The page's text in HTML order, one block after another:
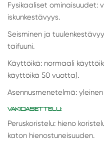
Fysikaaliset ominaisuudet:
iskunkestävyys.
Seisminen ja
taifuuni.
Käyttöikä: normaali
käyttöikä 50 vuotta).
Asennusmenetelmä:
VAKIOASETTELU:
Peruskoristelu: hieno
katon hienostuneisuuden.